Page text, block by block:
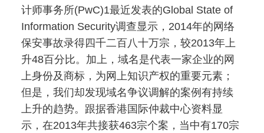
计师事务所(PwC)1最近发表的Global State of
Information Security调查显示，2014年的网络
保安事故录得四千二百八十万宗，较2013年上
升48百分比。加上，域名是代表一家企业的网
上身份及商标，为网上知识产权的重要元素；
但是，我们却发现域名争议调解的案例有持续
上升的趋势。跟据香港国际仲裁中心资料显
示，在2013年共接获463宗个案，当中有170宗